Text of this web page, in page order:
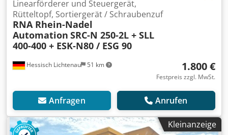
Hessisch Lichtenau 51 km
Linearförderer und Steuergerät,
Rütteltopf, Sortiergerät / Schraubenzuf
RNA Rhein-Nadel
Automation SRC-N 250-2L + SLL
400-400 + ESK-N80 / ESG 90
1.800 €
Festpreis zzgl. MwSt.
Anfragen Anrufen
Kleinanzeige